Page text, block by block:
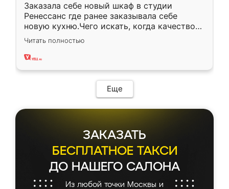
Заказала себе новый шкаф в студии
Ренессанс где ранее заказывала себе
новую кухню.Чего искать, когда качеством
вполне довольна. Служит кухня уже почти
два года, нареканий нет.
Читать полностью
Еще
ЗАКАЗАТЬ
БЕСПЛАТНОЕ ТАКСИ
ДО НАШЕГО САЛОНА
Из любой точки Москвы и